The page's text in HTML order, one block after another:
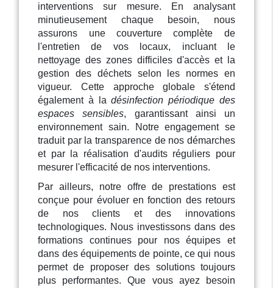
interventions sur mesure. En analysant
minutieusement chaque besoin, nous
assurons une couverture complète de
l'entretien de vos locaux, incluant le
nettoyage des zones difficiles d'accès et la
gestion des déchets selon les normes en
vigueur. Cette approche globale s'étend
également à ladésinfection périodique des
espaces sensibles, garantissant ainsi un
environnement sain. Notre engagement se
traduit par la transparence de nos démarches
et par la réalisation d'audits réguliers pour
mesurer l'efficacité de nos interventions.
Par ailleurs, notre offre de prestations est
conçue pour évoluer en fonction des retours
de nos clients et des innovations
technologiques. Nous investissons dans des
formations continues pour nos équipes et
dans des équipements de pointe, ce qui nous
permet de proposer des solutions toujours
plus performantes. Que vous ayez besoin